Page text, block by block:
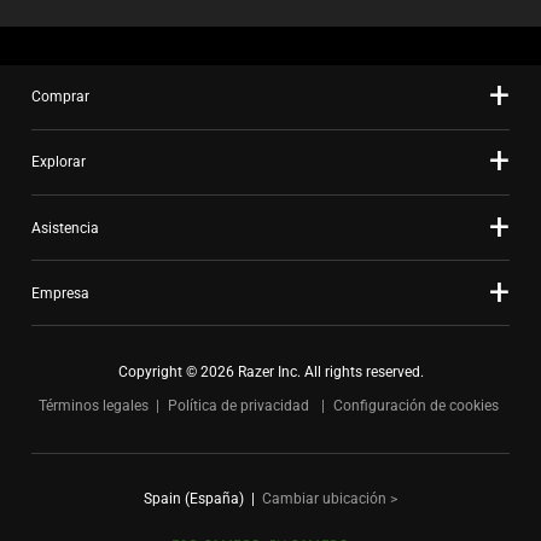
Comprar
Explorar
Asistencia
Empresa
Copyright © 2026 Razer Inc. All rights reserved.
Términos legales
Política de privacidad Configuración de cookies
Spain (España) Cambiar ubicación >